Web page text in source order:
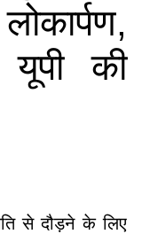
यूपी की
से दौड़ने के लिए